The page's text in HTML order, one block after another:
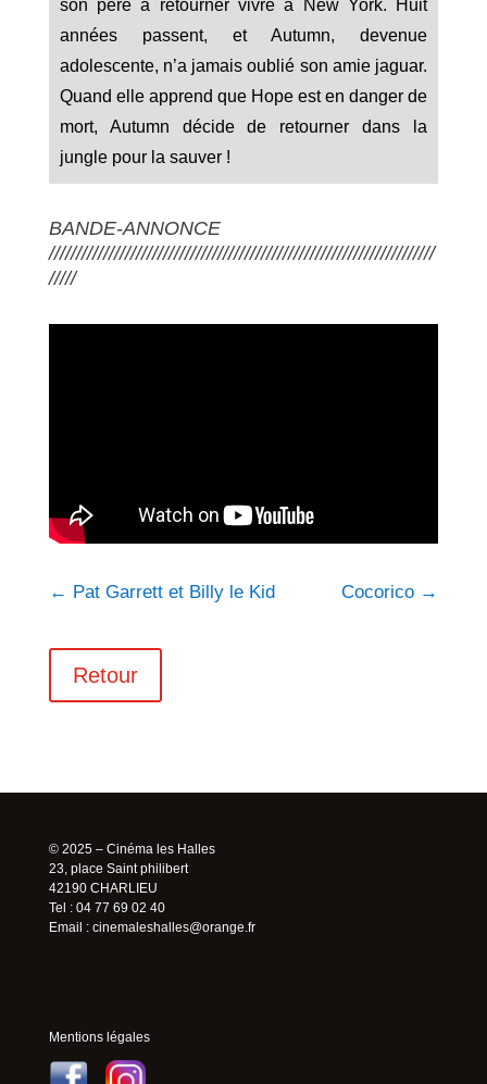
son père à retourner vivre à New York. Huit
années passent, et Autumn, devenue
adolescente, n’a jamais oublié son amie jaguar.
Quand elle apprend que Hope est en danger de
mort, Autumn décide de retourner dans la
jungle pour la sauver !
BANDE-ANNONCE
///////////////////////////////////////////////////////////////////////
/////
← Pat Garrett et Billy le Kid Cocorico →
Retour
© 2025 – Cinéma les Halles
23, place Saint philibert
42190 CHARLIEU
Tel : 04 77 69 02 40
Email : cinemaleshalles@orange.fr
Mentions légales